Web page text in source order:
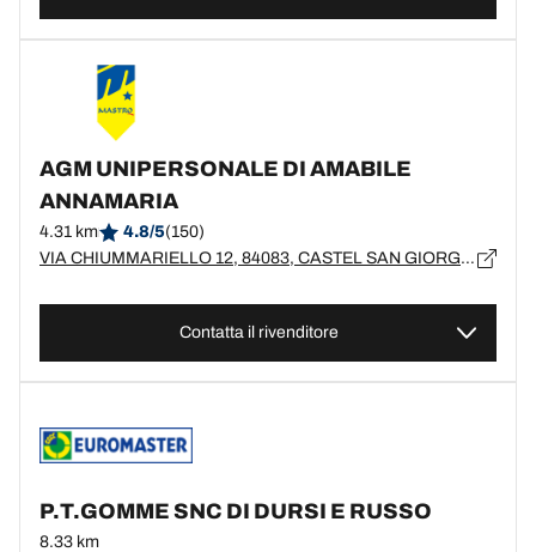
AGM UNIPERSONALE DI AMABILE
ANNAMARIA
4.31 km 4.8/5(150)
VIA CHIUMMARIELLO 12, 84083, CASTEL SAN GIORGIO, SA
Contatta il rivenditore
P.T.GOMME SNC DI DURSI E RUSSO
8.33 km